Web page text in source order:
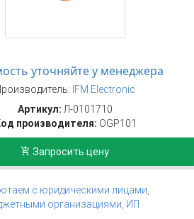
уточняйте у менеджера
IFM Electronic
Артикул: Л-0101710
производителя: OGP101
Запросить цену
с юридическими лицами,
организациями, ИП